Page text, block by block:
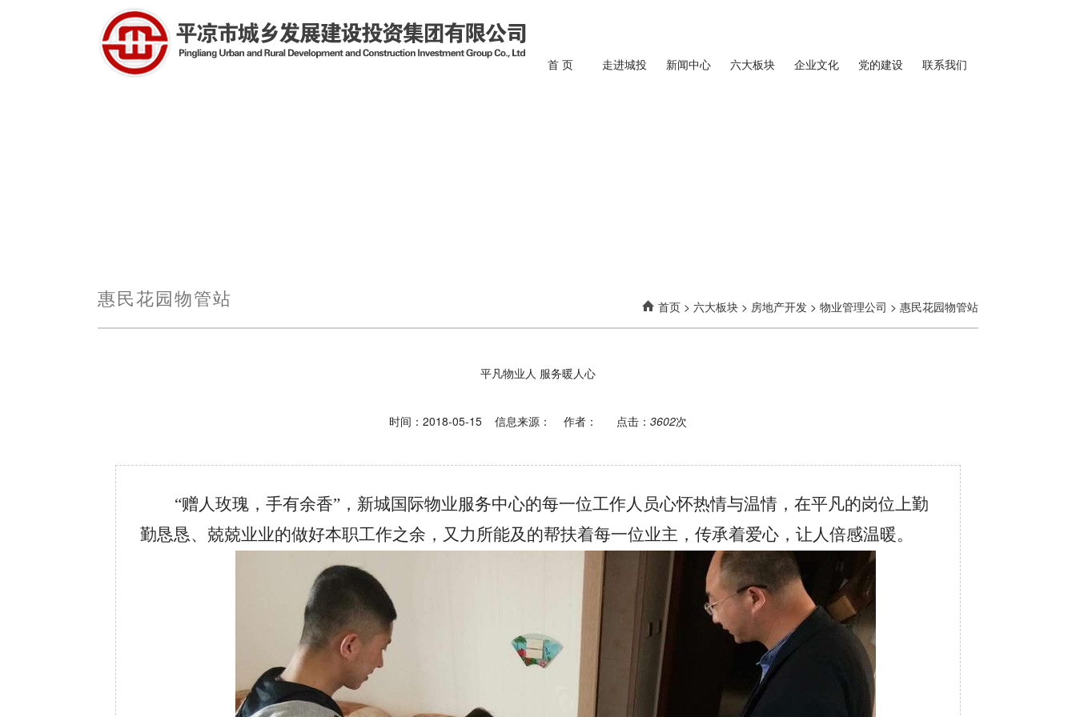
首 页 走进城投 新闻中心 六大板块 企业文化 党的建设 联系我们
惠民花园物管站 首页 > 六大板块 > 房地产开发 > 物业管理公司 > 惠民花园物管站
平凡物业人 服务暖人心
时间：2018-05-15 信息来源： 作者： 点击： 3602次
“赠人玫瑰，手有余香”，新城国际物业服务中心的每一位工作人员心怀热情与温情，在平凡的岗位上勤
勤恳恳、兢兢业业的做好本职工作之余，又力所能及的帮扶着每一位业主，传承着爱心，让人倍感温暖。